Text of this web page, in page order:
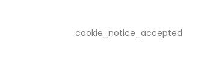
cookie_notice_accepted